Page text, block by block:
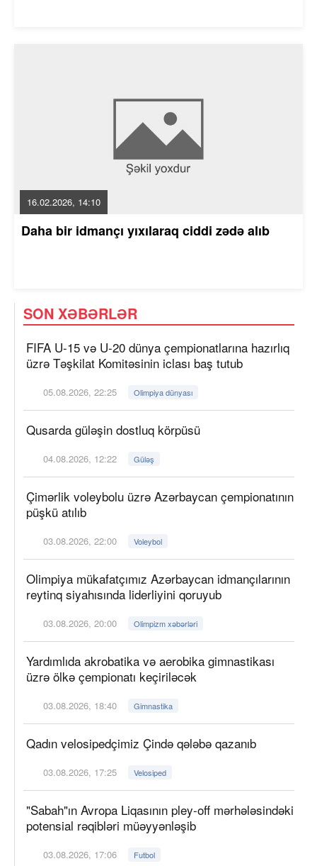
16.02.2026, 14:10
Daha bir idmançı yıxılaraq ciddi zədə alıb
SON XƏBƏRLƏR
FIFA U-15 və U-20 dünya çempionatlarına hazırlıq
üzrə Təşkilat Komitəsinin iclası baş tutub
05.08.2026, 22:25 Olimpiya dünyası
Qusarda güləşin dostluq körpüsü
04.08.2026, 12:22 Güləş
Çimərlik voleybolu üzrə Azərbaycan çempionatının
püşkü atılıb
03.08.2026, 22:00 Voleybol
Olimpiya mükafatçımız Azərbaycan idmançılarının
reytinq siyahısında liderliyini qoruyub
03.08.2026, 20:00 Olimpizm xəbərləri
Yardımlıda akrobatika və aerobika gimnastikası
üzrə ölkə çempionatı keçiriləcək
03.08.2026, 18:40 Gimnastika
Qadın velosipedçimiz Çində qələbə qazanıb
03.08.2026, 17:25 Velosiped
"Sabah"ın Avropa Liqasının pley-off mərhələsindəki
potensial rəqibləri müəyyənləşib
03.08.2026, 17:06 Futbol